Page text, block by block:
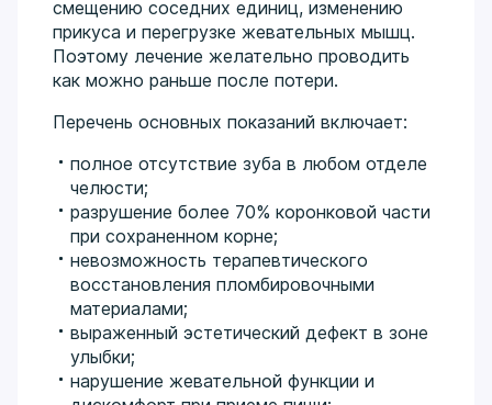
смещению соседних единиц, изменению
прикуса и перегрузке жевательных мышц.
Поэтому лечение желательно проводить
как можно раньше после потери.
Перечень основных показаний включает:
полное отсутствие зуба в любом отделе
челюсти;
разрушение более 70% коронковой части
при сохраненном корне;
невозможность терапевтического
восстановления пломбировочными
материалами;
выраженный эстетический дефект в зоне
улыбки;
нарушение жевательной функции и